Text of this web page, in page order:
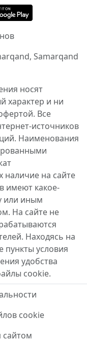
Samarqand
носят
характер и ни
Все
источников
Наименования
на сайте
имеют какое-
или иным
На сайте не
Находясь на
пункты условия
удобства
cookie.
cookie
сайтом